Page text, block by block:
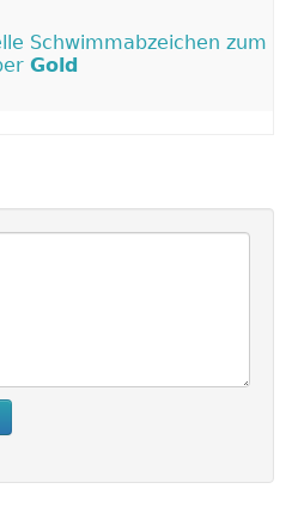
Schwimmabzeichen zum
Gold